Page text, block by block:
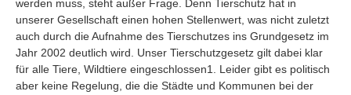
werden muss, steht außer Frage. Denn Tierschutz hat in
unserer Gesellschaft einen hohen Stellenwert, was nicht zuletzt
auch durch die Aufnahme des Tierschutzes ins Grundgesetz im
Jahr 2002 deutlich wird. Unser Tierschutzgesetz gilt dabei klar
für alle Tiere, Wildtiere eingeschlossen1. Leider gibt es politisch
aber keine Regelung, die die Städte und Kommunen bei der